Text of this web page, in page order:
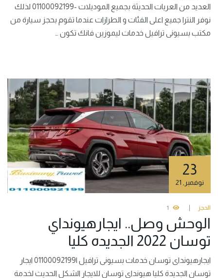
العديد من العريات الحديثة بجميع الموديلات -01100092199 لذلك
نوفر النترا جميع اعلى الفئات و الطرازات عندما تقوم بحجز سيارة من
مكتب بسيونى ترافيل خدمات ليموزين فانك تكون …
23
نوفمبر
الحجز 1
الوحش وصل.. ايجارهيونداي
توسان 2022 الجديده كليا
ايجارهيونداى توسان خدمات بسيونى ترافيل |01100092199 ايجار
توسان الجديدة كليا هيونداى توسان للايجار الشكل الحديث لخدمة